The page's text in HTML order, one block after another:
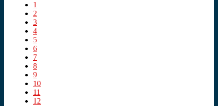
1
2
3
4
5
6
7
8
9
10
11
12